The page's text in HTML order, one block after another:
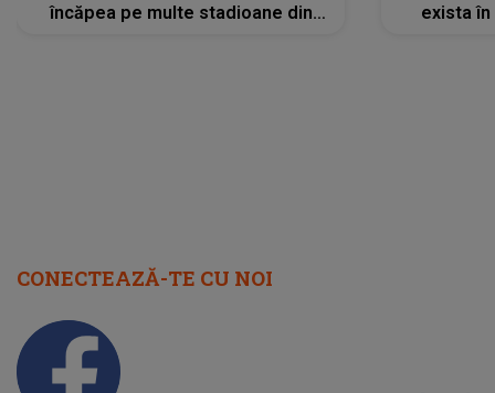
încăpea pe multe stadioane din
exista
CONECTEAZĂ-TE CU NOI